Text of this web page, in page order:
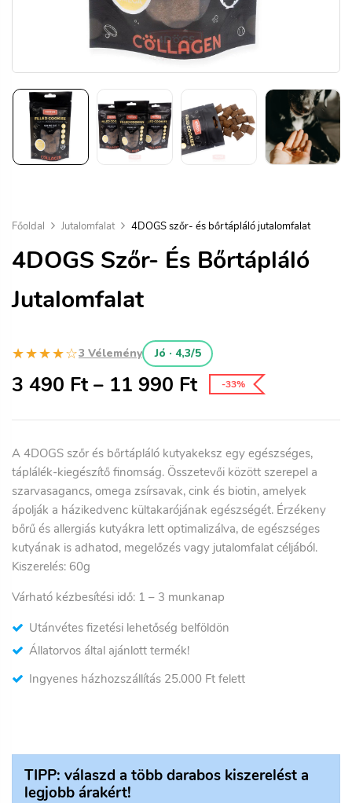
Főoldal Jutalomfalat 4DOGS szőr- és bőrtápláló jutalomfalat
4DOGS Szőr- És Bőrtápláló
Jutalomfalat
★★★★☆3 Vélemény Jó · 4,3/5
3 490 Ft– 11 990 Ft -33%
A 4DOGS szőr és bőrtápláló kutyakeksz egy egészséges,
táplálék-kiegészítő finomság. Összetevői között szerepel a
szarvasagancs, omega zsírsavak, cink és biotin, amelyek
ápolják a házikedvenc kültakarójának egészségét. Érzékeny
bőrű és allergiás kutyákra lett optimalizálva, de egészséges
kutyának is adhatod, megelőzés vagy jutalomfalat céljából.
Kiszerelés: 60g
Várható kézbesítési idő: 1 – 3 munkanap
Utánvétes fizetési lehetőség belföldön
Állatorvos által ajánlott termék!
Ingyenes házhozszállítás 25.000 Ft felett
TIPP: válaszd a több darabos kiszerelést a
legjobb árakért!